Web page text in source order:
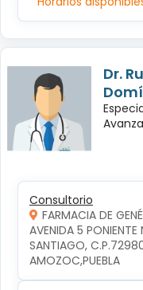
Dr.
Consultorio
FARMACIA DE
AVENIDA 5 PONIENTE
SANTIAGO,
AMOZOC,PUEBLA